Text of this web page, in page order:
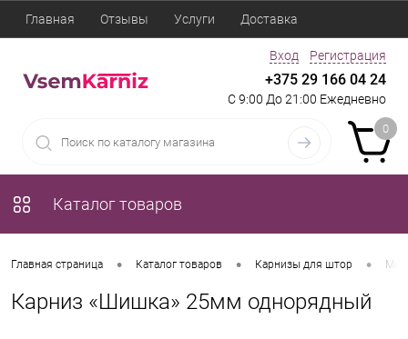
Главная Отзывы Услуги Доставка
Вход Регистрация
+375 29 166 04 24
С 9:00 До 21:00 Ежедневно
0
Каталог товаров
Главная страница • Каталог товаров • Карнизы для штор •
Карниз «Шишка» 25мм однорядный